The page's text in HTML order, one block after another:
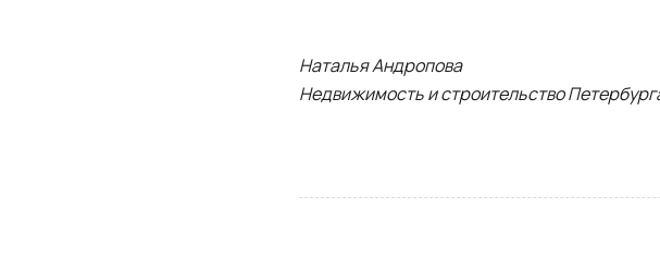
Наталья Андропова
Недвижимость и строительство